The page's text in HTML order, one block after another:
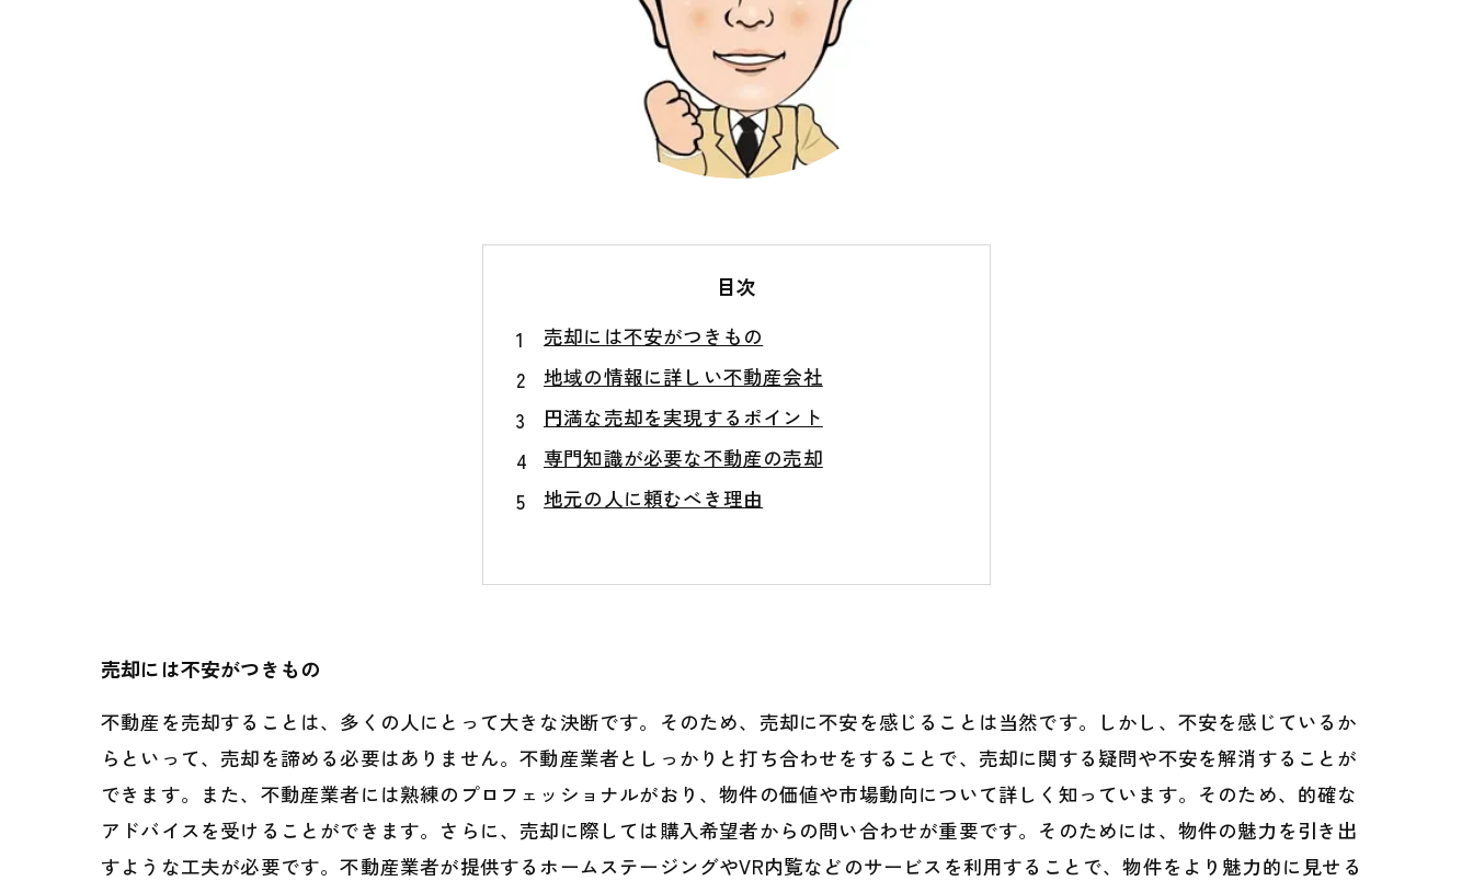
目次
売却には不安がつきもの
地域の情報に詳しい不動産会社
円満な売却を実現するポイント
専門知識が必要な不動産の売却
地元の人に頼むべき理由
売却には不安がつきもの
不動産を売却することは、多くの人にとって大きな決断です。そのため、売却に不安を感じることは当然です。しかし、不安を感じているか
らといって、売却を諦める必要はありません。不動産業者としっかりと打ち合わせをすることで、売却に関する疑問や不安を解消することが
できます。また、不動産業者には熟練のプロフェッショナルがおり、物件の価値や市場動向について詳しく知っています。そのため、的確な
アドバイスを受けることができます。さらに、売却に際しては購入希望者からの問い合わせが重要です。そのためには、物件の魅力を引き出
すような工夫が必要です。不動産業者が提供するホームステージングやVR内覧などのサービスを利用することで、物件をより魅力的に見せる